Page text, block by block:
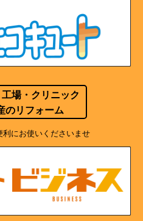
場・クリニック
のリフォーム
にお使いくださいませ